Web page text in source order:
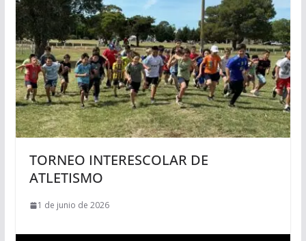
TORNEO INTERESCOLAR DE
ATLETISMO
1 de junio de 2026